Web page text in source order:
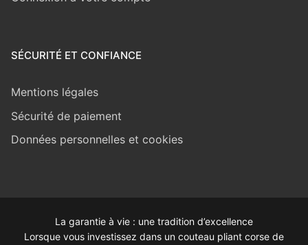
SÉCURITÉ ET CONFIANCE
Mentions légales
Sécurité de paiement
Données personnelles et cookies
La garantie à vie : une tradition d’excellence
Lorsque vous investissez dans un couteau pliant corse de